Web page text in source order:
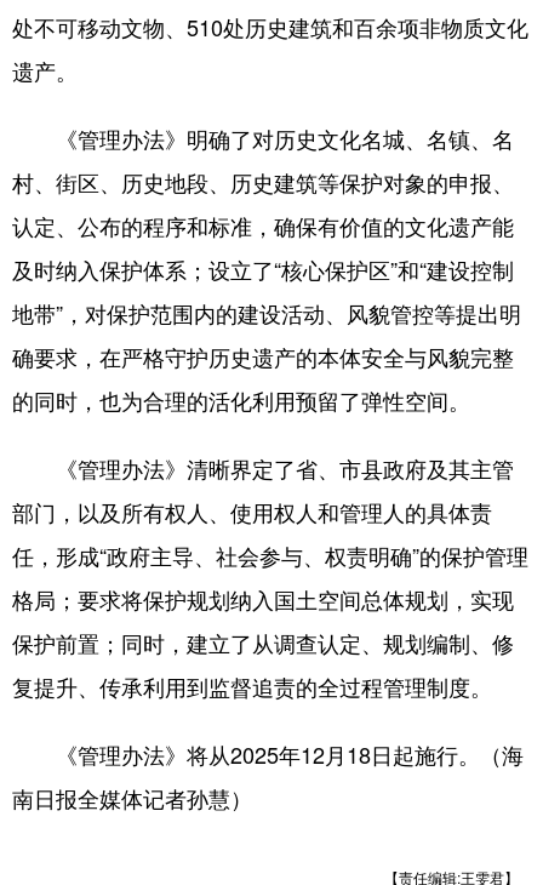
处不可移动文物、510处历史建筑和百余项非物质文化
遗产。
《管理办法》明确了对历史文化名城、名镇、名
村、街区、历史地段、历史建筑等保护对象的申报、
认定、公布的程序和标准，确保有价值的文化遗产能
及时纳入保护体系；设立了“核心保护区”和“建设控制
地带”，对保护范围内的建设活动、风貌管控等提出明
确要求，在严格守护历史遗产的本体安全与风貌完整
的同时，也为合理的活化利用预留了弹性空间。
《管理办法》清晰界定了省、市县政府及其主管
部门，以及所有权人、使用权人和管理人的具体责
任，形成“政府主导、社会参与、权责明确”的保护管理
格局；要求将保护规划纳入国土空间总体规划，实现
保护前置；同时，建立了从调查认定、规划编制、修
复提升、传承利用到监督追责的全过程管理制度。
《管理办法》将从2025年12月18日起施行。（海
南日报全媒体记者孙慧）
【责任编辑:王雯君】